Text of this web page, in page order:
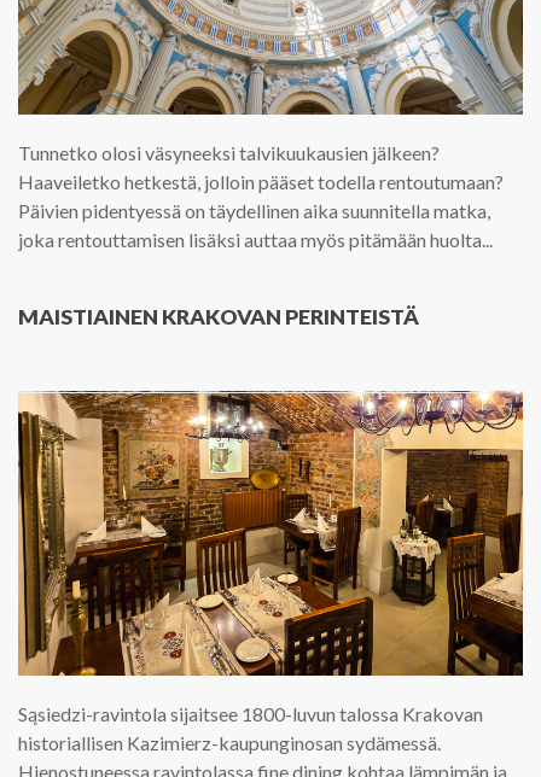
Tunnetko olosi väsyneeksi talvikuukausien jälkeen?
Haaveiletko hetkestä, jolloin pääset todella rentoutumaan?
Päivien pidentyessä on täydellinen aika suunnitella matka,
joka rentouttamisen lisäksi auttaa myös pitämään huolta...
MAISTIAINEN KRAKOVAN PERINTEISTÄ
Sąsiedzi-ravintola sijaitsee 1800-luvun talossa Krakovan
historiallisen Kazimierz-kaupunginosan sydämessä.
Hienostuneessa ravintolassa fine dining kohtaa lämpimän ja